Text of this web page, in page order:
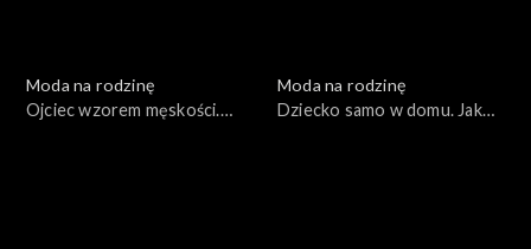
Moda na rodzinę
Ojciec wzorem męskości.
Moda na rodzinę
Dziecko samo w domu. Jak